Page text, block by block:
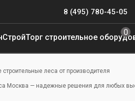
8 (495) 780-45-05
0
строительные леса от производителя
Москва — надежные решения для любых